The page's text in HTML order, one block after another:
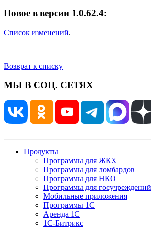
Новое в версии 1.0.62.4:
Список изменений.
Возврат к списку
МЫ В СОЦ. СЕТЯХ
Продукты
Программы для ЖКХ
Программы для ломбардов
Программы для НКО
Программы для госучреждений
Мобильные приложения
Программы 1С
Аренда 1С
1С-Битрикс